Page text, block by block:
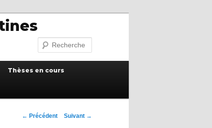
Recherche
Thèses en cours
Navigation
← Précédent Suivant →